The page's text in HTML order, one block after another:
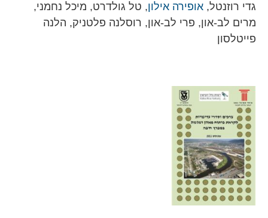
גדי רוזנטל, אופירה אילון, טל גולדרט, מיכל נחמני,
מרים לב-און, פרי לב-און, רוסלנה פלטניק, הלנה
פייטלסון